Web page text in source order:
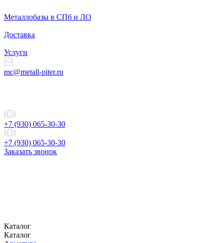
Металлобазы в СПб и ЛО
Доставка
Услуги
mc@metall-piter.ru
+7 (930) 065-30-30
+7 (930) 065-30-30
Заказать звонок
Каталог
Каталог